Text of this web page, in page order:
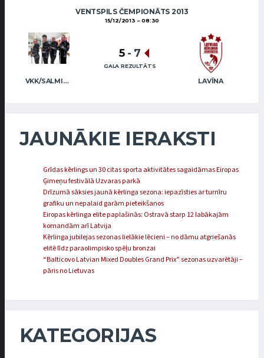
VENTSPILS ČEMPIONĀTS 2013
15/12/2013 08:30
VKK/SALMIŅŠ (MIX) LAVĪNA
5 - 7
GALA REZULTĀTS
JAUNĀKIE IERAKSTI
Grīdas kērlings un 30 citas sporta aktivitātes sagaidāmas Eiropas
Ģimeņu festivālā Uzvaras parkā
Drīzumā sāksies jaunā kērlinga sezona: iepazīsties ar turnīru
grafiku un nepalaid garām pieteikšanos
Eiropas kērlinga elite paplašinās: Ostravā starp 12 labākajām
komandām arī Latvija
Kērlinga jubilejas sezonas lielākie lēcieni – no dāmu atgriešanās
elitē līdz paraolimpisko spēļu bronzai
“Balticovo Latvian Mixed Doubles Grand Prix” sezonas uzvarētāji –
pāris no Lietuvas
KATEGORIJAS